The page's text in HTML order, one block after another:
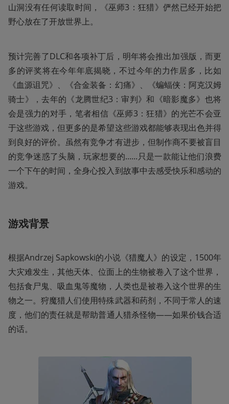
山洞没有任何读取时间，《巫师3：狂猎》俨然已经开始把
野心放在了开放世界上。
预计完善了DLC和各项补丁后，明年将会推出加强版，而更
多的评奖将在今年年底揭晓，不过今年的力作居多，比如
《血源诅咒》、《合金装备：幻痛》、《蝙蝠侠：阿克汉姆
骑士》，去年的《龙腾世纪3：审判》和《暗影魔多》也将
会是强力的对手，笔者相信《巫师3：狂猎》的光芒不会亚
于这些游戏，但更多的是希望这些游戏都能够表现出色并得
到良好的评价。虽然有竞争才有进步，但制作商不要被盲目
的竞争迷惑了头脑，玩家想要的......只是一款能让他们浪费
一个下午的时间，全身心投入到故事中去感受快乐和感动的
游戏。
游戏背景
根据Andrzej Sapkowski的小说《猎魔人》的设定，1500年
大灾难发生，其他天体、位面上的生物被卷入了这个世界，
包括食尸鬼、吸血鬼等魔物，人类也是被卷入这个世界的生
物之一。狩魔猎人们使用特殊武器和药剂，不同于常人的速
度，他们的责任就是帮助普通人猎杀怪物——如果价钱合适
的话。